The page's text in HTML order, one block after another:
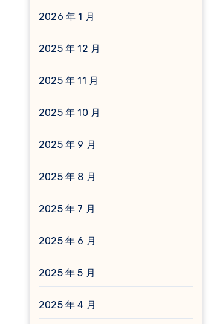
2026 年 1 月
2025 年 12 月
2025 年 11 月
2025 年 10 月
2025 年 9 月
2025 年 8 月
2025 年 7 月
2025 年 6 月
2025 年 5 月
2025 年 4 月